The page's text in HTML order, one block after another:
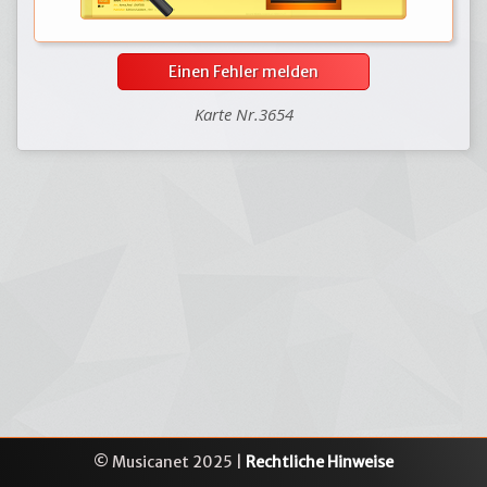
Einen Fehler melden
Karte Nr.3654
© Musicanet 2025 | Rechtliche Hinweise